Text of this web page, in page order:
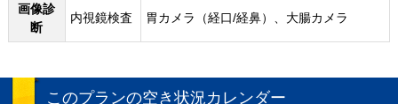
画像診
断
内視鏡検査 胃カメラ（経口/経鼻）、大腸カメラ
このプランの空き状況カレンダー